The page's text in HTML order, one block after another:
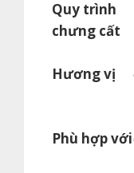
Quy trình
chưng cất
Hương vị
Phù hợp với